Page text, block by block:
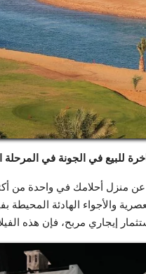
للبيع في الجونة في
منزل أحلامك في واحدة من
إيجاري مربح، فإن هذه